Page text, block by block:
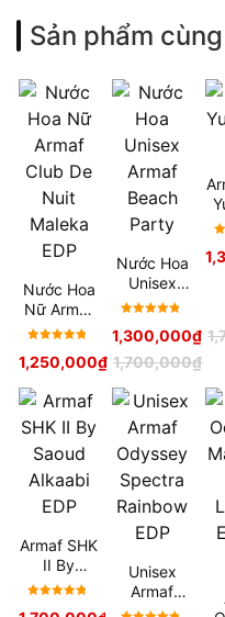
Sản phẩm
Nước Hoa
Nữ Armaf
Club De
Maleka
hạng5
1,700,000₫
1,250,000₫
Nước Hoa
Unisex
Armaf
Party
hạng5
sao
1,300,000₫
Armaf SHK
II By
Saoud
Unisex
Armaf
Odyssey